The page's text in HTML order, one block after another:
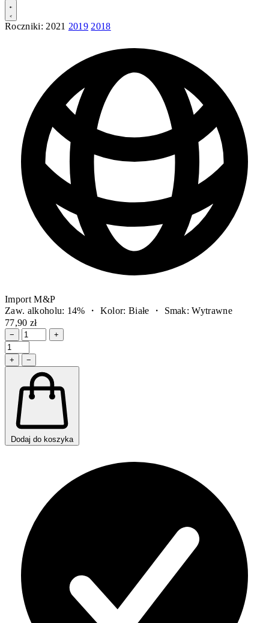
Roczniki: 2021 2019 2018
Import M&P
Zaw. alkoholu: 14% ・ Kolor: Białe ・ Smak: Wytrawne
77,90 zł
− +
+ −
Dodaj do koszyka